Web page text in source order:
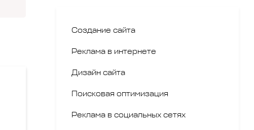
Создание сайта
Реклама в интернете
Дизайн сайта
Поисковая оптимизация
Реклама в социальных сетях